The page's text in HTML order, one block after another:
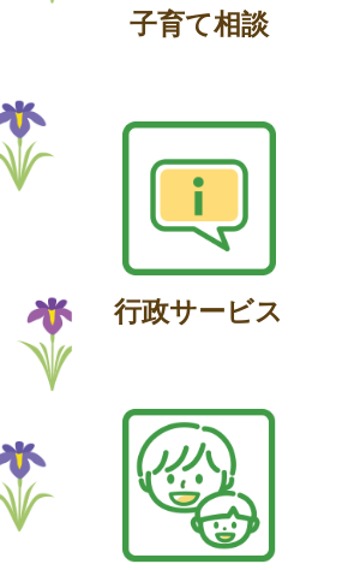
子育て相談
行政サービス